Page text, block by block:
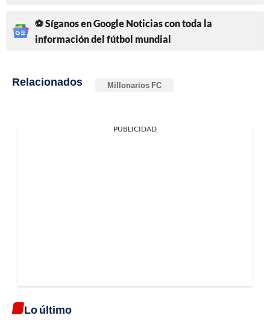
⚽ Síganos en Google Noticias con toda la
información del fútbol mundial
Relacionados Millonarios FC
PUBLICIDAD
Lo último